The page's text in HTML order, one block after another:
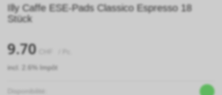
Illy Caffe ESE-Pads Classico Espresso 18
Stück
9.70
incl. 2.6% Impôt